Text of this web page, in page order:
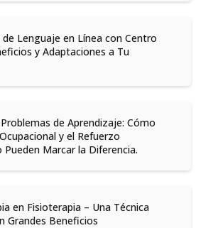
de Lenguaje en Línea con Centro
y Adaptaciones a Tu
de Aprendizaje: Cómo
y el Refuerzo
Pueden Marcar la Diferencia.
en Fisioterapia – Una Técnica
Grandes Beneficios